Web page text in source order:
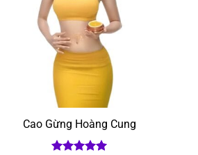
Cao Gừng Hoàng Cung